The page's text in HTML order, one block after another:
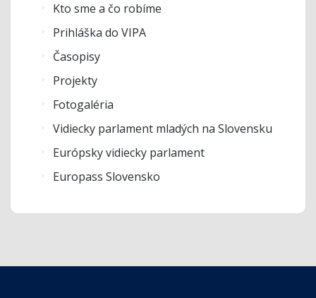
Kto sme a čo robíme
Prihláška do VIPA
Časopisy
Projekty
Fotogaléria
Vidiecky parlament mladých na Slovensku
Európsky vidiecky parlament
Europass Slovensko